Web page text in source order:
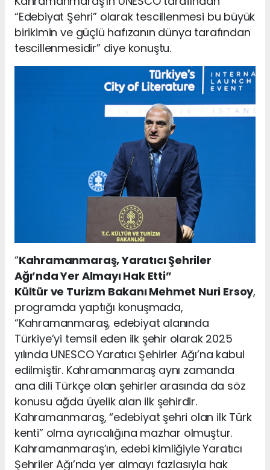
“Edebiyat Şehri” olarak tescillenmesi bu büyük
birikimin ve güçlü hafızanın dünya tarafından
tescillenmesidir” diye konuştu.
“Kahramanmaraş, Yaratıcı Şehriler
Ağı’nda Yer Almayı Hak Etti”
Kültür ve Turizm Bakanı Mehmet Nuri Ersoy,
programda yaptığı konuşmada,
“Kahramanmaraş, edebiyat alanında
Türkiye’yi temsil eden ilk şehir olarak 2025
yılında UNESCO Yaratıcı Şehirler Ağı’na kabul
edilmiştir. Kahramanmaraş aynı zamanda
ana dili Türkçe olan şehirler arasında da söz
konusu ağda üyelik alan ilk şehirdir.
Kahramanmaraş, “edebiyat şehri olan ilk Türk
kenti” olma ayrıcalığına mazhar olmuştur.
Kahramanmaraş’ın, edebi kimliğiyle Yaratıcı
Şehriler Ağı’nda yer almayı fazlasıyla hak